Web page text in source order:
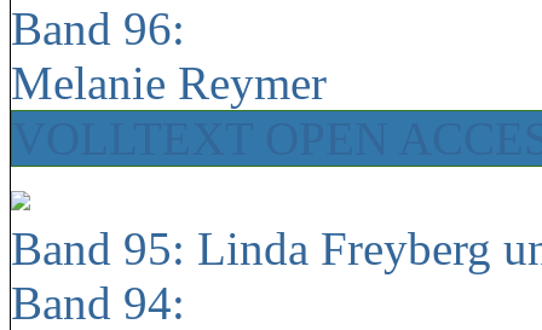
Band 96:
Melanie Reymer
Band 95: Linda Freyberg
Band 94: